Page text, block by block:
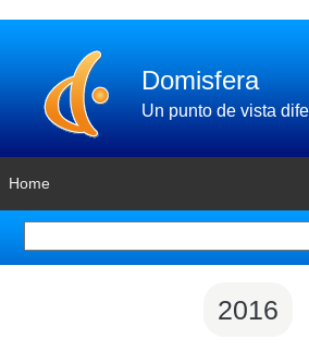
Domisfera
Un punto de vista
Home
2016